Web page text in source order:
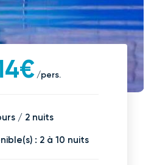
/pers.
/ 2 nuits
: 2 à 10 nuits